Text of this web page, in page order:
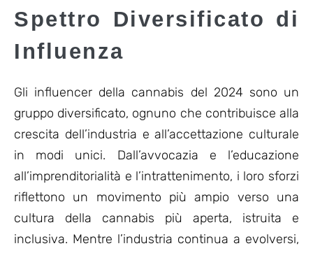
Spettro Diversificato di
Influenza
Gli influencer della cannabis del 2024 sono un
gruppo diversificato, ognuno che contribuisce alla
crescita dell’industria e all’accettazione culturale
in modi unici. Dall’avvocazia e l’educazione
all’imprenditorialità e l’intrattenimento, i loro sforzi
riflettono un movimento più ampio verso una
cultura della cannabis più aperta, istruita e
inclusiva. Mentre l’industria continua a evolversi,